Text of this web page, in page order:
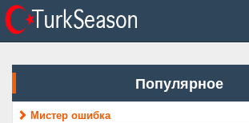
Популярное
Мистер ошибка